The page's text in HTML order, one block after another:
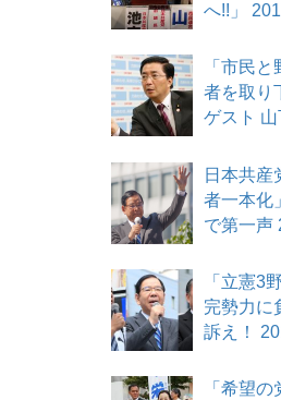
へ!!」
「市民
者を取り
ゲスト
日本共産
者一本化
で第一声
「立憲3
完勢力に
訴え！
「希望